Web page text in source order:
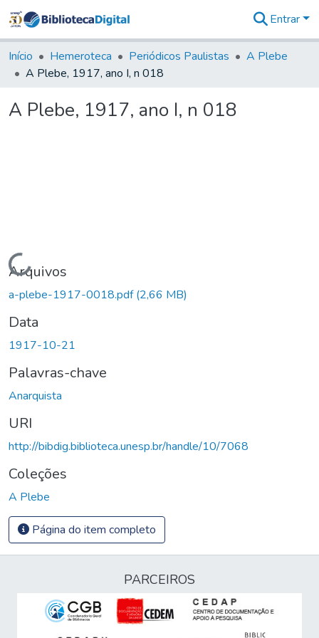
&
Coleções
Tudo na
Digital
Entrar
Início Hemeroteca Periódicos Paulistas
A Plebe
A Plebe, 1917, ano I, n 018
A Plebe, 1917, ano I, n 018
Carregando...
Arquivos
a-plebe-1917-0018.pdf(2,66 MB)
Data
1917-10-21
Palavras-chave
Anarquista
URI
http://bibdig.biblioteca.unesp.br/handle/10/7068
Coleções
A Plebe
Página do item completo
PARCEIROS